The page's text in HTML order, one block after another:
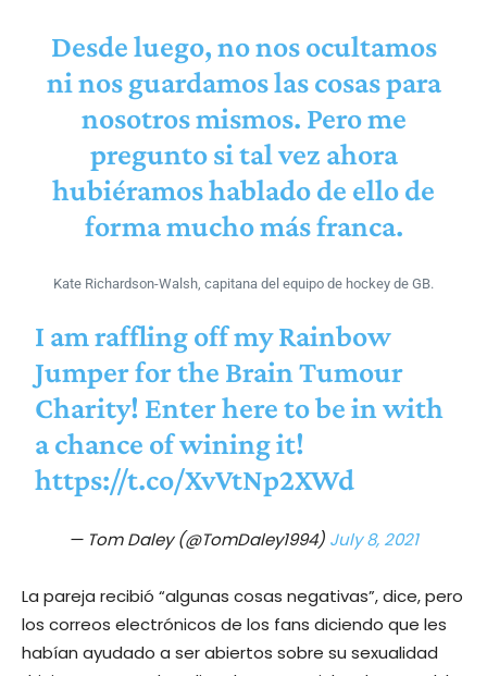
Desde luego, no nos ocultamos
ni nos guardamos las cosas para
nosotros mismos. Pero me
pregunto si tal vez ahora
hubiéramos hablado de ello de
forma mucho más franca.
Kate Richardson-Walsh, capitana del equipo de hockey de GB.
I am raffling off my Rainbow
Jumper for the Brain Tumour
Charity! Enter here to be in with
a chance of wining it!
https://t.co/XvVtNp2XWd
— Tom Daley (@TomDaley1994) July 8, 2021
La pareja recibió “algunas cosas negativas”, dice, pero
los correos electrónicos de los fans diciendo que les
habían ayudado a ser abiertos sobre su sexualidad